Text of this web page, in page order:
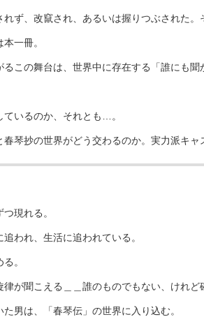
ず、改竄され、あるいは握りつぶされた。
一冊。
この舞台は、世界中に存在する「誰にも
いるのか、それとも…。
琴抄の世界がどう交わるのか。実力派キ
現れる。
われ、生活に追われている。
。
が聞こえる＿＿誰のものでもない、けれど
男は、「春琴伝」の世界に入り込む。